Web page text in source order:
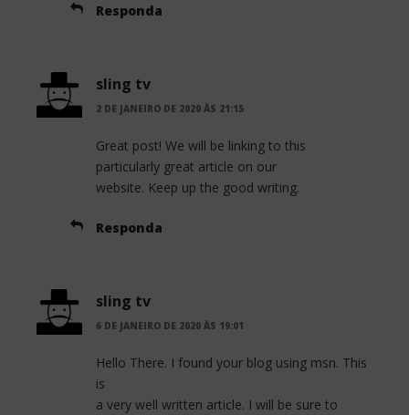
Responda
sling tv
2 DE JANEIRO DE 2020 ÀS 21:15
Great post! We will be linking to this
particularly great article on our
website. Keep up the good writing.
Responda
sling tv
6 DE JANEIRO DE 2020 ÀS 19:01
Hello There. I found your blog using msn. This
is
a very well written article. I will be sure to